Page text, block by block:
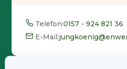
Telefon:0157 - 924 821 36
E-Mail: